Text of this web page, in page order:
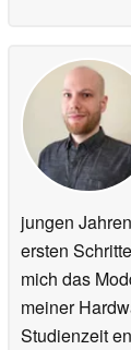
jungen
ersten
mich das
meiner
Studienzeit